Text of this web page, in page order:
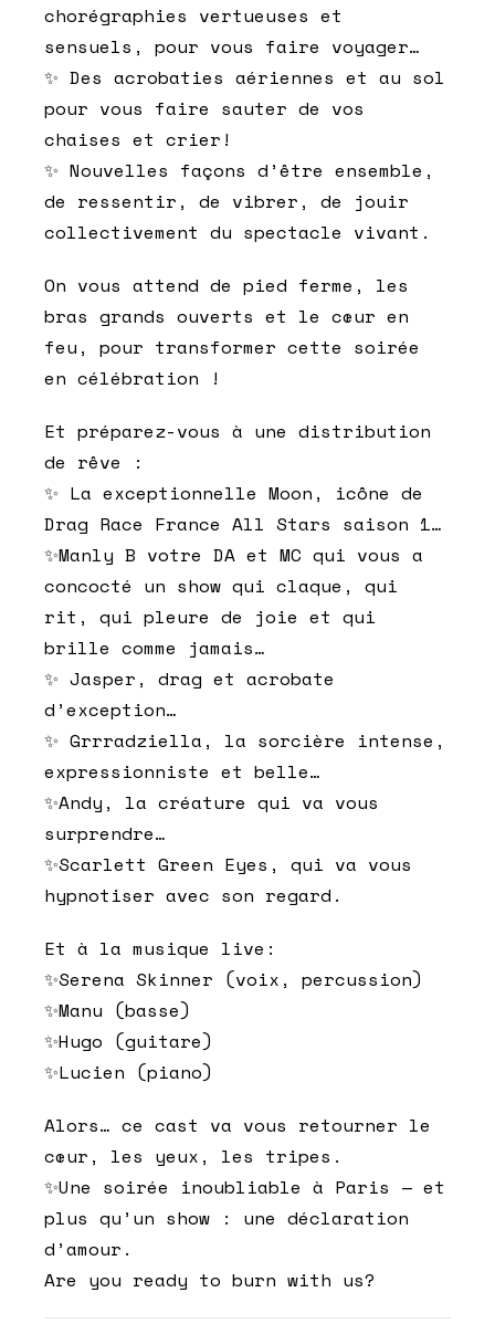
chorégraphies vertueuses et
sensuels, pour vous faire voyager…
✨ Des acrobaties aériennes et au sol
pour vous faire sauter de vos
chaises et crier!
✨ Nouvelles façons d’être ensemble,
de ressentir, de vibrer, de jouir
collectivement du spectacle vivant.
On vous attend de pied ferme, les
bras grands ouverts et le cœur en
feu, pour transformer cette soirée
en célébration !
Et préparez-vous à une distribution
de rêve :
✨ La exceptionnelle Moon, icône de
Drag Race France All Stars saison 1…
✨Manly B votre DA et MC qui vous a
concocté un show qui claque, qui
rit, qui pleure de joie et qui
brille comme jamais…
✨ Jasper, drag et acrobate
d’exception…
✨ Grrradziella, la sorcière intense,
expressionniste et belle…
✨Andy, la créature qui va vous
surprendre…
✨Scarlett Green Eyes, qui va vous
hypnotiser avec son regard.
Et à la musique live:
✨Serena Skinner (voix, percussion)
✨Manu (basse)
✨Hugo (guitare)
✨Lucien (piano)
Alors… ce cast va vous retourner le
cœur, les yeux, les tripes.
✨Une soirée inoubliable à Paris — et
plus qu’un show : une déclaration
d’amour.
Are you ready to burn with us?